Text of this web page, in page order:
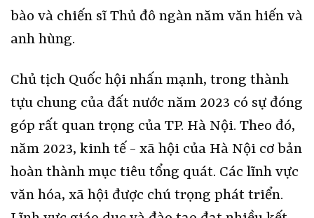
bào và chiến sĩ Thủ đô ngàn năm văn hiến và
anh hùng.
Chủ tịch Quốc hội nhấn mạnh, trong thành
tựu chung của đất nước năm 2023 có sự đóng
góp rất quan trọng của TP. Hà Nội. Theo đó,
năm 2023, kinh tế - xã hội của Hà Nội cơ bản
hoàn thành mục tiêu tổng quát. Các lĩnh vực
văn hóa, xã hội được chú trọng phát triển.